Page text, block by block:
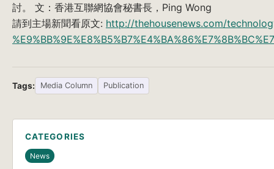
討。 文：香港互聯網協會秘書長，Ping Wong
請到主場新聞看原文: http://thehousenews.com/
Tags: Media Column Publication
CATEGORIES
News